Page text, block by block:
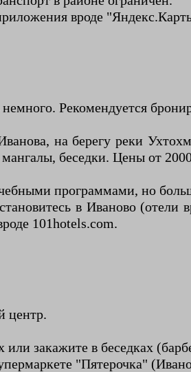
вроде
Рекомендуется
на берегу реки
беседки. Цены от
программами, но
в Иваново
101hotels.com.
центр.
или закажите в беседках
"Пятерочка"